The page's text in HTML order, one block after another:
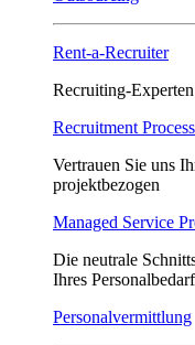
Rent-a-Recruiter
Recruiting-
Recruitment
Vertrauen Sie uns
projektbezogen
Managed Service
Die neutrale
Ihres
Personalvermittlung